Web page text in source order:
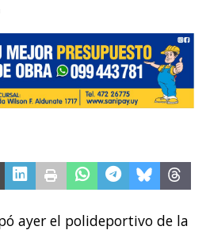
ayer el polideportivo de la